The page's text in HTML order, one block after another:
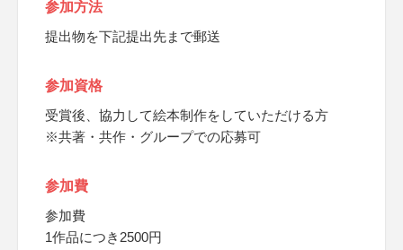
参加方法
提出物を下記提出先まで郵送
参加資格
受賞後、協力して絵本制作をしていただける方
※共著・共作・グループでの応募可
参加費
参加費
1作品につき2500円